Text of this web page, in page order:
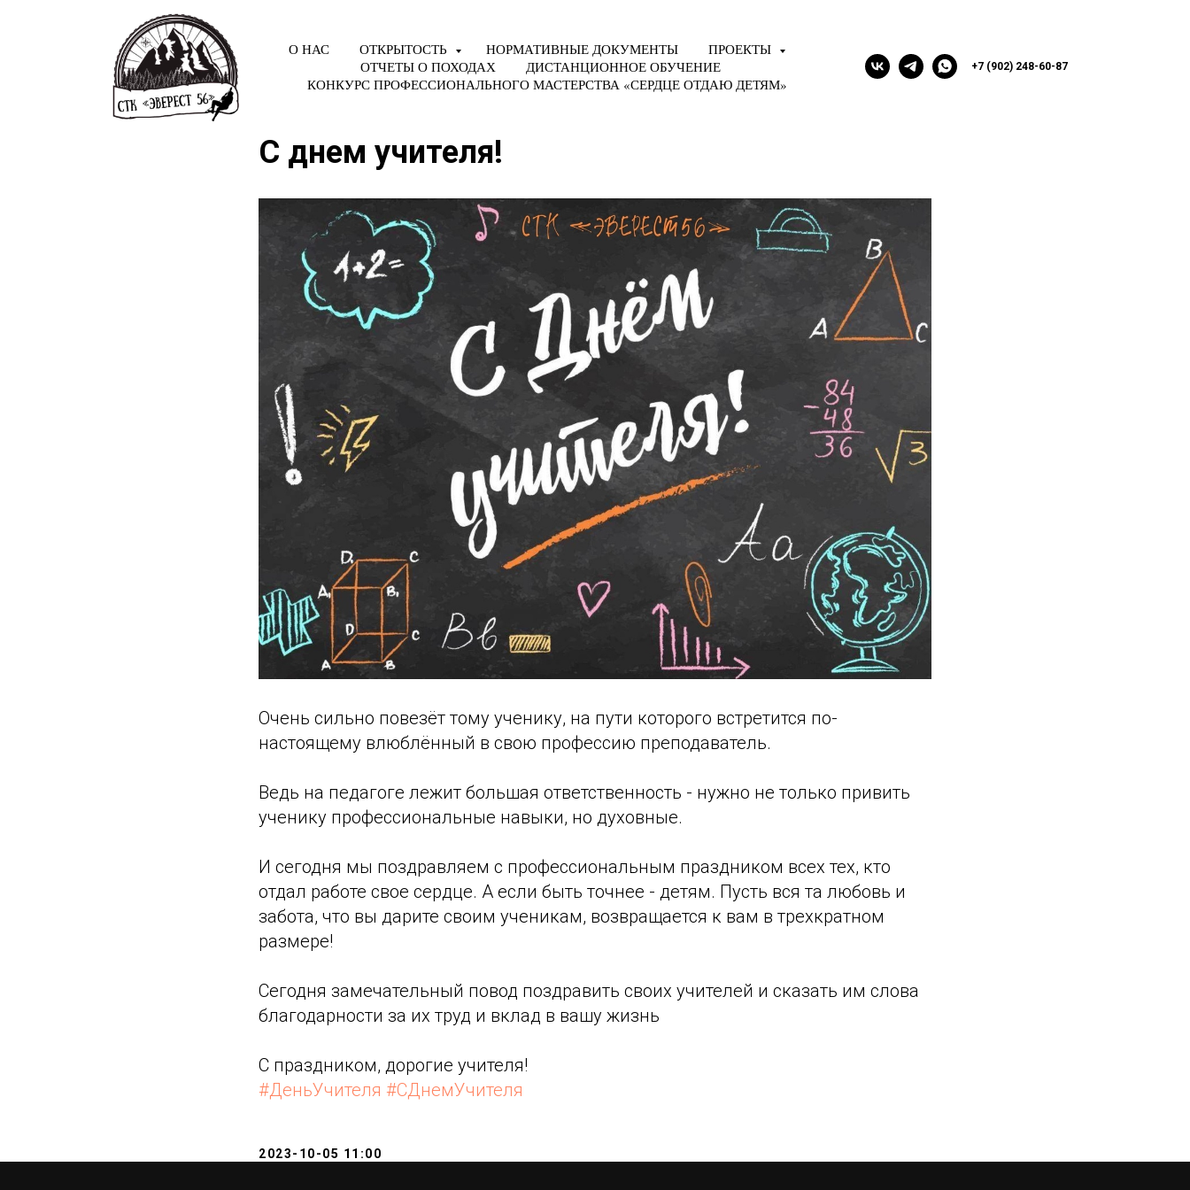
О НАС ОТКРЫТОСТЬ НОРМАТИВНЫЕ ДОКУМЕНТЫ
ПРОЕКТЫ
ОТЧЕТЫ О ПОХОДАХ
ДИСТАНЦИОННОЕ ОБУЧЕНИЕ
КОНКУРС ПРОФЕССИОНАЛЬНОГО МАСТЕРСТВА «СЕРДЦЕ ОТДАЮ ДЕТЯМ»
+7 (902) 248-60-87
С днем учителя!
Очень сильно повезёт тому ученику, на пути которого встретится по-
настоящему влюблённый в свою профессию преподаватель.
Ведь на педагоге лежит большая ответственность - нужно не только привить
ученику профессиональные навыки, но духовные.
И сегодня мы поздравляем с профессиональным праздником всех тех, кто
отдал работе свое сердце. А если быть точнее - детям. Пусть вся та любовь и
забота, что вы дарите своим ученикам, возвращается к вам в трехкратном
размере!
Сегодня замечательный повод поздравить своих учителей и сказать им слова
благодарности за их труд и вклад в вашу жизнь
С праздником, дорогие учителя!
#ДеньУчителя #СДнемУчителя
2023-10-05 11:00